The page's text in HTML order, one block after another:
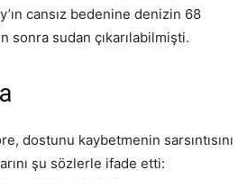
cansız bedenine denizin 68
sonra sudan çıkarılabilmişti.
dostunu kaybetmenin sarsıntısını
şu sözlerle ifade etti: